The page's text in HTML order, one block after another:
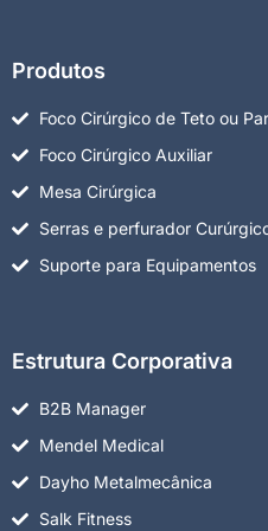
Produtos
Foco Cirúrgico de Teto ou
Foco Cirúrgico Auxiliar
Mesa Cirúrgica
Serras e perfurador
Suporte para Equipamentos
Estrutura Corporativa
B2B Manager
Mendel Medical
Dayho Metalmecânica
Salk Fitness